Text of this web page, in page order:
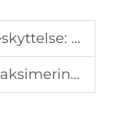
overgår traditionelle guldbeskyttere
og stablebare pallehylstre